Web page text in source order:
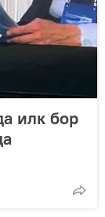
илк бор